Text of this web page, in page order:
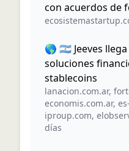
con acuerdos de
🌎 🇦🇷 Jeeves
soluciones
stablecoins
lanacion.com.ar,
economis.com.ar,
iproup.com,
días